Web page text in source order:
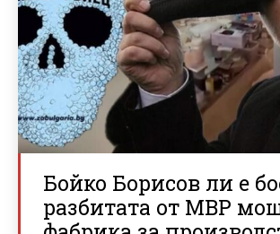
Бойко Борисов ли е
разбитата от МВР